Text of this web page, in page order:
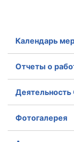
Календарь
Отчеты о
Фотогалерея